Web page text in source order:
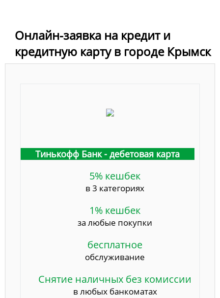
Онлайн-заявка на кредит и
кредитную карту в городе Крымск
Тинькофф Банк - дебетовая карта
5% кешбек
в 3 категориях
1% кешбек
за любые покупки
бесплатное
обслуживание
Снятие наличных без комиссии
в любых банкоматах